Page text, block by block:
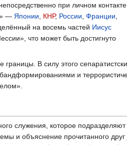
при личном контакте
— Японии КНР, России Франции
на восемь частей Иисус
что может быть достигнуто
В силу этого
и
служения, которое
и объяснение прочитанного